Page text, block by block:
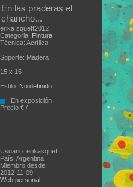
En las praderas el
chancho...
erika squeff2012
Categoria: Pintura
Técnica: Acrílica
Soporte: Madera
15 x 15
Estilo: No definido
En exposición
Precio € /
Usuario: erikasqueff
País: Argentina
Miembro desde:
2012-11-09
Web personal